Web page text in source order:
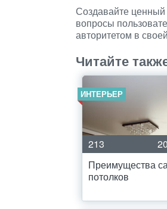
Создавайте ценный
вопросы
авторитетом в
Читайте
ИНТЕРЬЕР
213
Преимущества
потолков